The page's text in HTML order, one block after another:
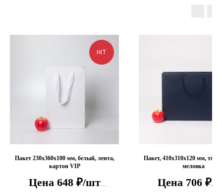
HIT
Пакет 230x360x100 мм, белый, лента,
картон VIP
Цена 648 ₽/шт
Пакет, 410x310x120 мм,
меловка
Цена 706 ₽/